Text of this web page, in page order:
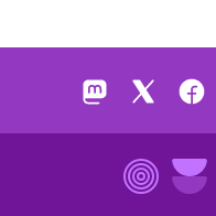
Mastodon